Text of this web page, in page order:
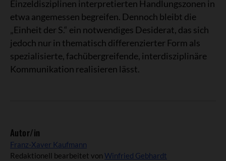
Einzeldisziplinen interpretierten Handlungszonen in
etwa angemessen begreifen. Dennoch bleibt die
„Einheit der S.“ ein notwendiges Desiderat, das sich
jedoch nur in thematisch differenzierter Form als
spezialisierte, fachübergreifende, interdisziplinäre
Kommunikation realisieren lässt.
Autor/in
Franz-Xaver Kaufmann
Redaktionell bearbeitet von Winfried Gebhardt